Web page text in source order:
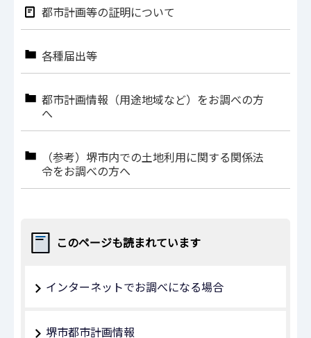
都市計画等の証明について
各種届出等
都市計画情報（用途地域など）をお調べの方
へ
（参考）堺市内での土地利用に関する関係法
令をお調べの方へ
このページも読まれています
インターネットでお調べになる場合
堺市都市計画情報